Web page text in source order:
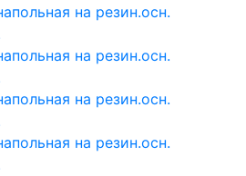
на резин.осн.
на резин.осн.
на резин.осн.
на резин.осн.